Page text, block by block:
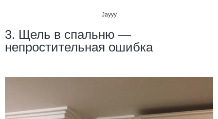
Jayyy
3. Щель в спальню —
непростительная ошибка